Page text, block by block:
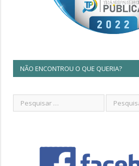
NÃO ENCONTROU O QUE QUERIA?